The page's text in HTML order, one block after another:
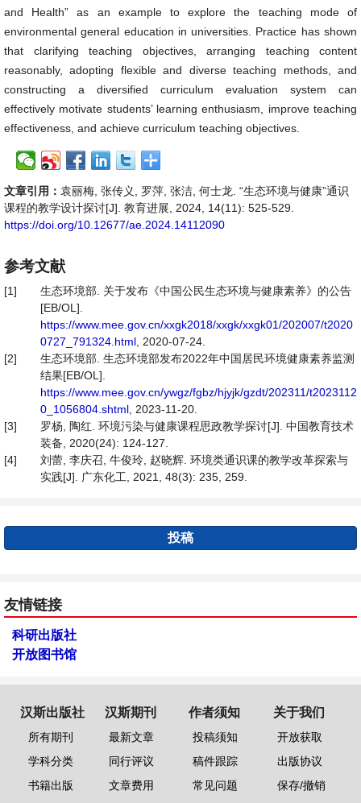
and Health” as an example to explore the teaching mode of
environmental general education in universities. Practice has shown
that clarifying teaching objectives, arranging teaching content
reasonably, adopting flexible and diverse teaching methods, and
constructing a diversified curriculum evaluation system can
effectively motivate students’ learning enthusiasm, improve teaching
effectiveness, and achieve curriculum teaching objectives.
文章引用： 袁丽梅, 张传义, 罗萍, 张洁, 何士龙. “生态环境与健康”通识
课程的教学设计探讨[J]. 教育进展, 2024, 14(11): 525-529.
https://doi.org/10.12677/ae.2024.14112090
参考文献
[1]
生态环境部. 关于发布《中国公民生态环境与健康素养》的公告
[EB/OL].
https://www.mee.gov.cn/xxgk2018/xxgk/xxgk01/202007/t2020
0727_791324.html , 2020-07-24.
[2]
生态环境部. 生态环境部发布2022年中国居民环境健康素养监测
结果[EB/OL].
https://www.mee.gov.cn/ywgz/fgbz/hjyjk/gzdt/202311/t2023112
0_1056804.shtml , 2023-11-20.
[3]
罗杨, 陶红. 环境污染与健康课程思政教学探讨[J]. 中国教育技术
装备, 2020(24): 124-127.
[4]
刘蕾, 李庆召, 牛俊玲, 赵晓辉. 环境类通识课的教学改革探索与
实践[J]. 广东化工, 2021, 48(3): 235, 259.
投稿
友情链接
科研出版社
开放图书馆
汉斯出版社
所有期刊
学科分类
书籍出版
汉斯期刊
最新文章
同行评议
文章费用
作者须知
投稿须知
稿件跟踪
常见问题
关于我们
开放获取
出版协议
保存/撤销